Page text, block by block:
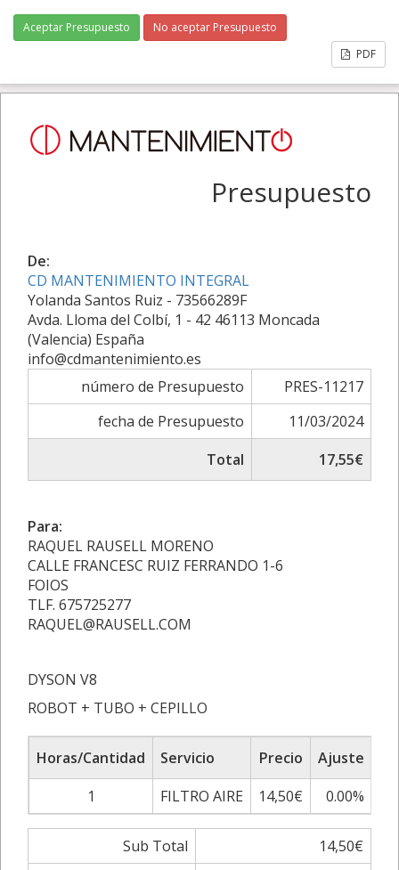
Aceptar Presupuesto
No aceptar Presupuesto
PDF
Presupuesto
De:
CD MANTENIMIENTO INTEGRAL
Yolanda Santos Ruiz - 73566289F
Avda. Lloma del Colbí, 1 - 42 46113 Moncada
(Valencia) España
info@cdmantenimiento.es
número de Presupuesto
PRES-11217
fecha de Presupuesto
11/03/2024
Total
17,55€
Para:
RAQUEL RAUSELL MORENO
CALLE FRANCESC RUIZ FERRANDO 1-6
FOIOS
TLF. 675725277
RAQUEL@RAUSELL.COM
DYSON V8
ROBOT + TUBO + CEPILLO
Horas/Cantidad Servicio Precio Ajuste
1
FILTRO AIRE 14,50€ 0.00%
Sub Total
14,50€